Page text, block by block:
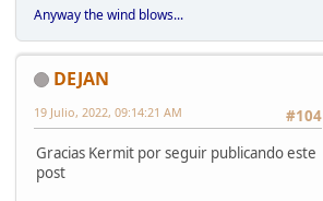
Anyway the wind blows...
DEJAN
#104
19 Julio, 2022, 09:14:21 AM
Gracias Kermit por seguir publicando este
post